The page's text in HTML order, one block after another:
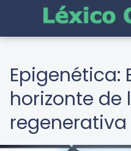
Epigenética:
horizonte
regenerativa